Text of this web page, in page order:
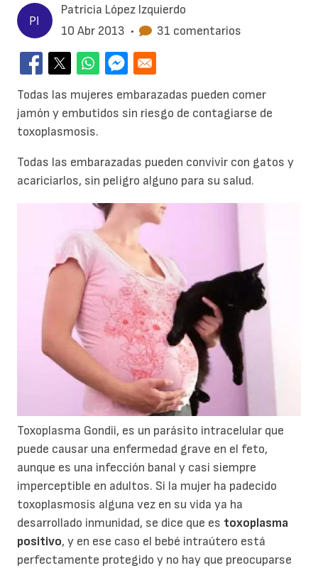
Patricia López Izquierdo
10 Abr 2013 • 31 comentarios
Todas las mujeres embarazadas pueden comer
jamón y embutidos sin riesgo de contagiarse de
toxoplasmosis.
Todas las embarazadas pueden convivir con gatos y
acariciarlos, sin peligro alguno para su salud.
Toxoplasma Gondii, es un parásito intracelular que
puede causar una enfermedad grave en el feto,
aunque es una infección banal y casi siempre
imperceptible en adultos. Si la mujer ha padecido
toxoplasmosis alguna vez en su vida ya ha
desarrollado inmunidad, se dice que es toxoplasma
positivo, y en ese caso el bebé intraútero está
perfectamente protegido y no hay que preocuparse